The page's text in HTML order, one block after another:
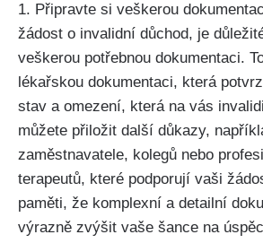
1. Připravte si veškerou
žádost o invalidní důchod, je
veškerou potřebnou dokumentaci.
lékařskou dokumentaci, která
stav a omezení, která na vás
můžete přiložit další důkazy,
zaměstnavatele, kolegů nebo
terapeutů, které podporují vaši
paměti, že komplexní a detailní
výrazně zvýšit vaše šance na